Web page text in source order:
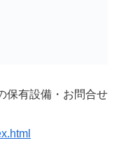
保有設備・お問合せ